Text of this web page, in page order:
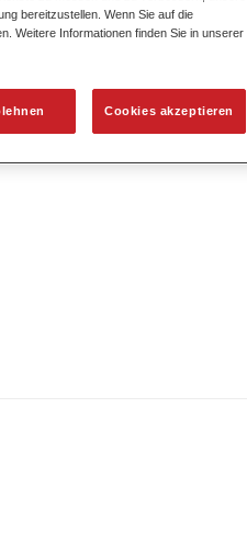
bereitzustellen. Wenn Sie auf die
Weitere Informationen finden Sie in unserer
Cookies akzeptieren